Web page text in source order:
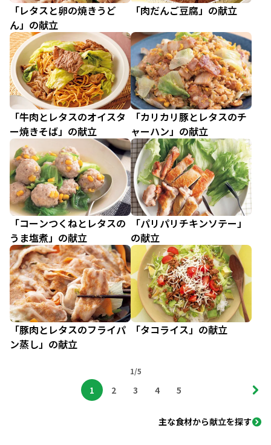
「レタスと卵の焼きうど
ん」の献立
「肉だんご豆腐」の献立
「牛肉とレタスのオイスタ
ー焼きそば」の献立
「カリカリ豚とレタスのチ
ャーハン」の献立
「コーンつくねとレタスの
うま塩煮」の献立
「パリパリチキンソテー」
の献立
「豚肉とレタスのフライパ
ン蒸し」の献立
「タコライス」の献立
1/5
1 2 3 4 5
主な食材から献立を探す